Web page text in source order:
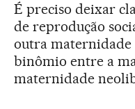
É preciso deixar
de reprodução
outra maternidade
binômio entre a
maternidade